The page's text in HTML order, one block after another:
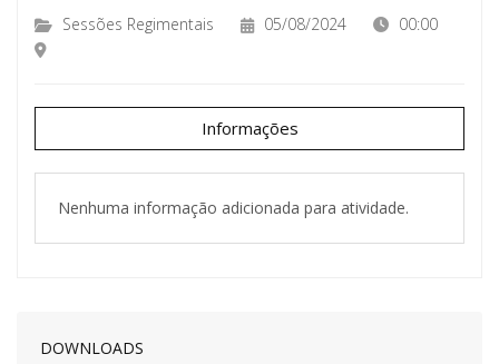
Sessões Regimentais 05/08/2024 00:00
Informações
Nenhuma informação adicionada para atividade.
DOWNLOADS